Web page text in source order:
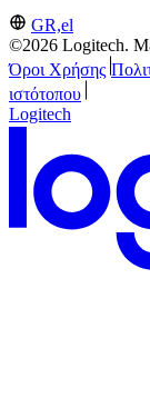
GR,el
©2026 Logitech. Με
Όροι Χρήσης
ιστότοπου
Logitech